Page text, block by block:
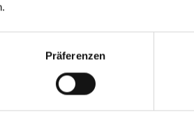
Präferenzen
Fonds FAQ